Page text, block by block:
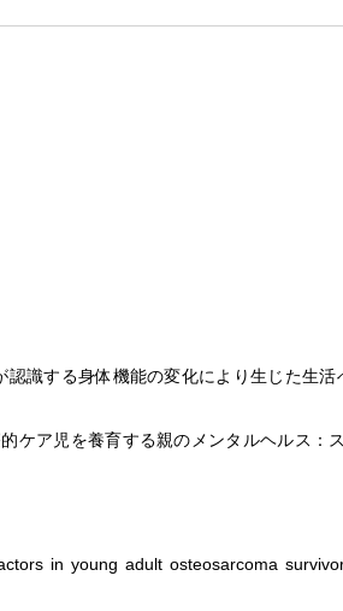
識する身体機能の変化により生じた生
ア児を養育する親のメンタルヘルス：
in young adult osteosarcoma